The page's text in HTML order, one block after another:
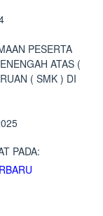
PESERTA
ATAS (
( SMK ) DI
PADA: